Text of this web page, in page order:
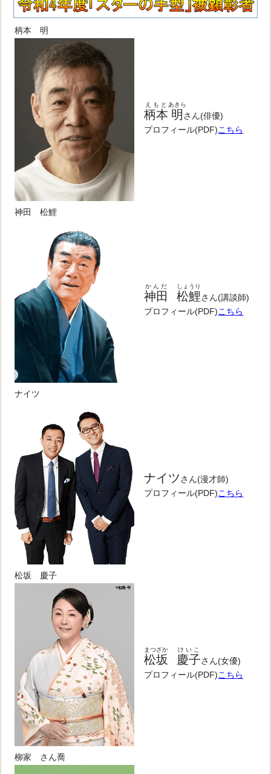
柄本 明
柄本
えもと
明
あきら
さん(俳優)
プロフィール(PDF)こちら
神田 松鯉
神田
かんだ
松鯉
しょうり
さん(講談師)
プロフィール(PDF)こちら
ナイツ
ナイツさん(漫才師)
プロフィール(PDF)こちら
松坂 慶子
松坂
まつざか
慶子
けいこ
さん(女優)
プロフィール(PDF)こちら
柳家 さん喬